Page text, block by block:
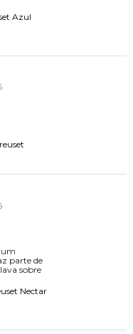
Azul
um
parte de
sobre
Nectar